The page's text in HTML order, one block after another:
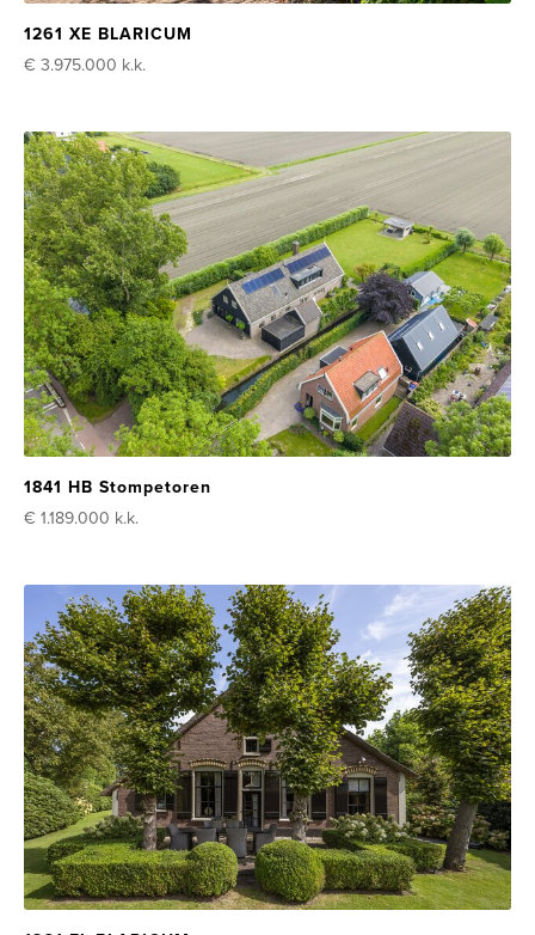
1261 XE BLARICUM
€ 3.975.000 k.k.
1841 HB Stompetoren
€ 1.189.000 k.k.